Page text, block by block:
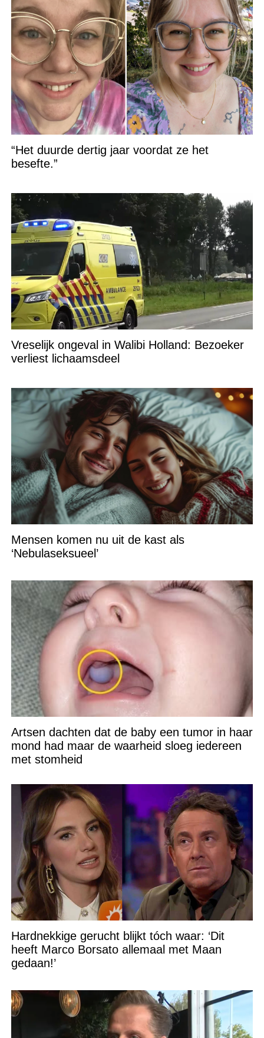
“Het duurde dertig jaar voordat ze het
besefte.”
Vreselijk ongeval in Walibi Holland: Bezoeker
verliest lichaamsdeel
Mensen komen nu uit de kast als
‘Nebulaseksueel’
Artsen dachten dat de baby een tumor in haar
mond had maar de waarheid sloeg iedereen
met stomheid
Hardnekkige gerucht blijkt tóch waar: ‘Dit
heeft Marco Borsato allemaal met Maan
gedaan!’